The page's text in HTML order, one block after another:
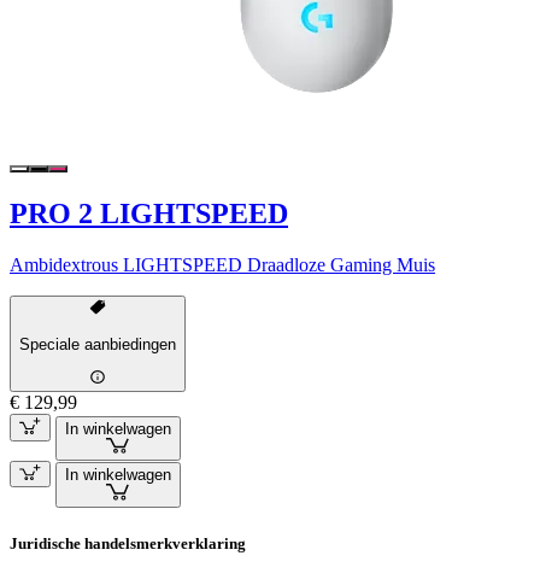
PRO 2 LIGHTSPEED
Ambidextrous LIGHTSPEED Draadloze Gaming Muis
Speciale aanbiedingen
€ 129,99
In winkelwagen
In winkelwagen
Juridische handelsmerkverklaring